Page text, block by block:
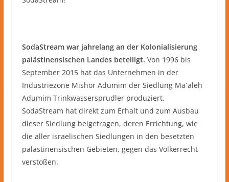
SodaStream war jahrelang an der Kolonialisierung
palästinensischen Landes beteiligt. Von 1996 bis
September 2015 hat das Unternehmen in der
Industriezone Mishor Adumim der Siedlung Ma´aleh
Adumim Trinkwassersprudler produziert.
SodaStream hat direkt zum Erhalt und zum Ausbau
dieser Siedlung beigetragen, deren Errichtung, wie
die aller israelischen Siedlungen in den besetzten
palästinensischen Gebieten, gegen das Völkerrecht
verstoßen.